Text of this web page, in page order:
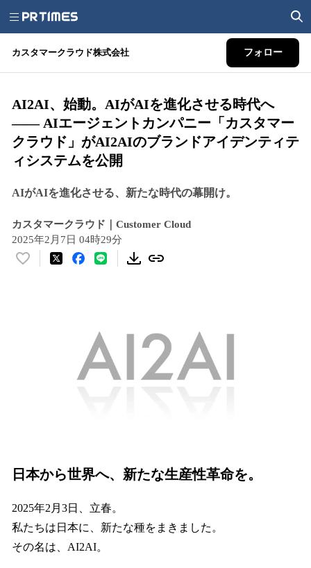
カスタマークラウド株式会社 フォロー
AI2AI、始動。AIがAIを進化させる時代へ
—— AIエージェントカンパニー「カスタマー
クラウド」がAI2AIのブランドアイデンティテ
ィシステムを公開
AIがAIを進化させる、新たな時代の幕開け。
カスタマークラウド｜Customer Cloud
2025年2月7日 04時29分
い
日本から世界へ、新たな生産性革命を。
2025年2月3日、立春。
私たちは日本に、新たな種をまきました。
その名は、AI2AI。